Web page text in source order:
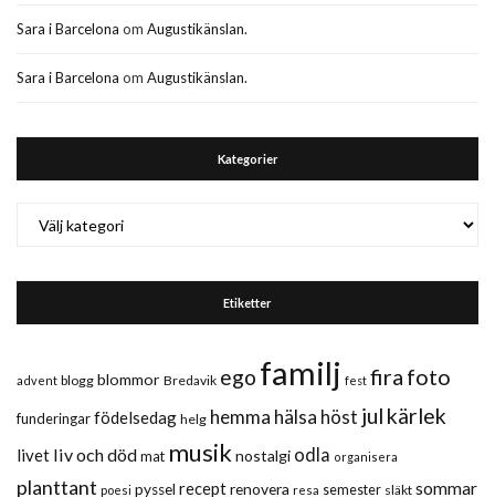
Sara i Barcelona om Augustikänslan.
Sara i Barcelona om Augustikänslan.
Kategorier
Etiketter
advent blogg blommor Bredavik ego familj fest fira foto
funderingarfödelsedag helg hemma hälsa höst jul kärlek
livet liv och dödmat musik nostalgi odla organisera
planttant poesi pyssel receptrenovera resa semester släkt sommar